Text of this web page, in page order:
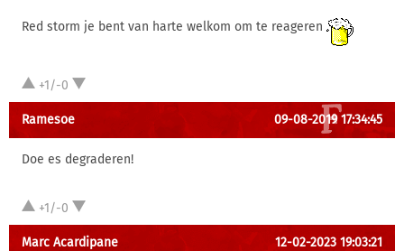
Red storm je bent van harte welkom om te reageren
+1/-0
Ramesoe 09-08-2019 17:34:45
Doe es degraderen!
+1/-0
Marc Acardipane 12-02-2023 19:03:21